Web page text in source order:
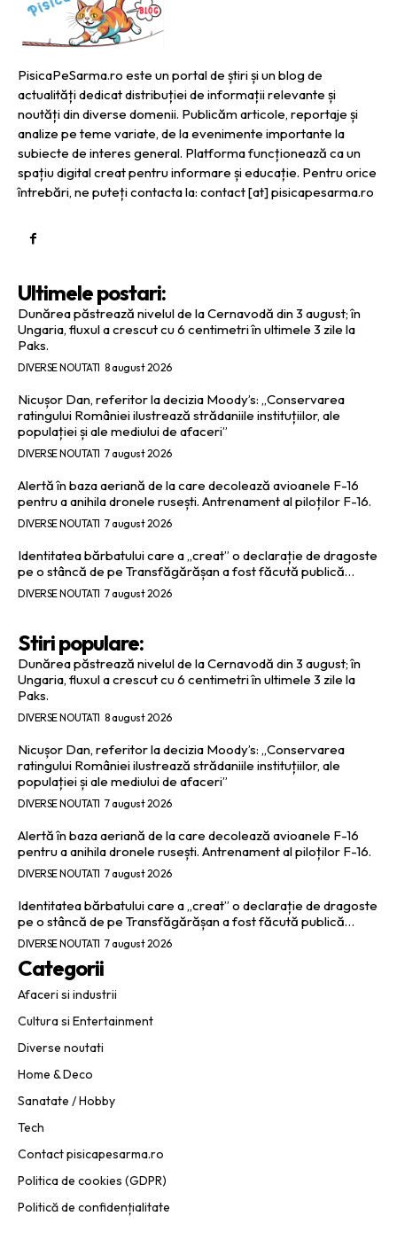
PisicaPeSarma.ro este un portal de știri și un blog de
actualități dedicat distribuției de informații relevante și
noutăți din diverse domenii. Publicăm articole, reportaje și
analize pe teme variate, de la evenimente importante la
subiecte de interes general. Platforma funcționează ca un
spațiu digital creat pentru informare și educație. Pentru orice
întrebări, ne puteți contacta la: contact [at] pisicapesarma.ro
Ultimele postari:
Dunărea păstrează nivelul de la Cernavodă din 3 august; în
Ungaria, fluxul a crescut cu 6 centimetri în ultimele 3 zile la
Paks.
DIVERSE NOUTATI 8 august 2026
Nicușor Dan, referitor la decizia Moody’s: „Conservarea
ratingului României ilustrează strădaniile instituțiilor, ale
populației și ale mediului de afaceri”
DIVERSE NOUTATI 7 august 2026
Alertă în baza aeriană de la care decolează avioanele F-16
pentru a anihila dronele rusești. Antrenament al piloților F-16.
DIVERSE NOUTATI 7 august 2026
Identitatea bărbatului care a „creat” o declarație de dragoste
pe o stâncă de pe Transfăgărășan a fost făcută publică…
DIVERSE NOUTATI 7 august 2026
Stiri populare:
Dunărea păstrează nivelul de la Cernavodă din 3 august; în
Ungaria, fluxul a crescut cu 6 centimetri în ultimele 3 zile la
Paks.
DIVERSE NOUTATI 8 august 2026
Nicușor Dan, referitor la decizia Moody’s: „Conservarea
ratingului României ilustrează strădaniile instituțiilor, ale
populației și ale mediului de afaceri”
DIVERSE NOUTATI 7 august 2026
Alertă în baza aeriană de la care decolează avioanele F-16
pentru a anihila dronele rusești. Antrenament al piloților F-16.
DIVERSE NOUTATI 7 august 2026
Identitatea bărbatului care a „creat” o declarație de dragoste
pe o stâncă de pe Transfăgărășan a fost făcută publică…
DIVERSE NOUTATI 7 august 2026
Categorii
Afaceri si industrii
Cultura si Entertainment
Diverse noutati
Home & Deco
Sanatate / Hobby
Tech
Contact pisicapesarma.ro
Politica de cookies (GDPR)
Politică de confidențialitate